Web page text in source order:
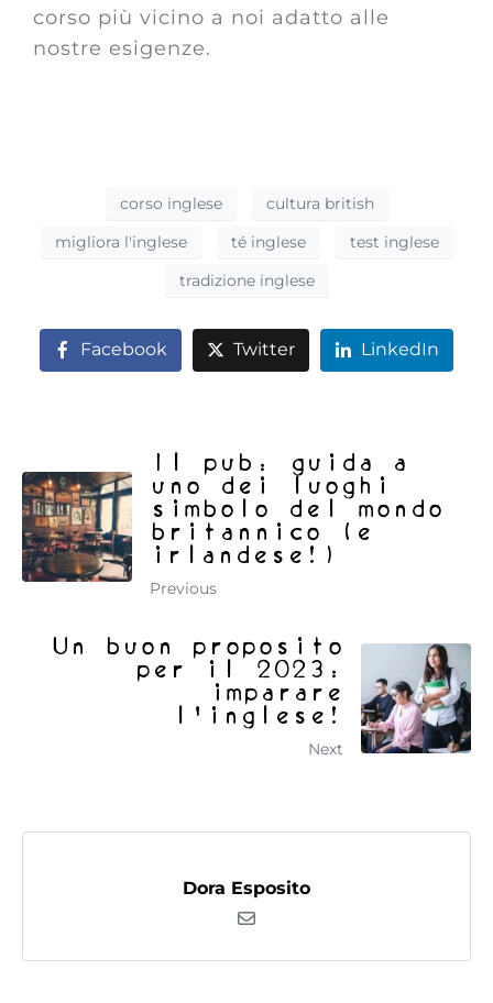
corso più vicino a noi adatto alle
nostre esigenze.
corso inglese
cultura british
migliora l'inglese
té inglese
test inglese
tradizione inglese
Facebook Twitter LinkedIn
Il pub: guida a
uno dei luoghi
simbolo del mondo
britannico (e
irlandese!)
Previous
Un buon proposito
per il 2023:
imparare
l'inglese!
Next
Dora Esposito